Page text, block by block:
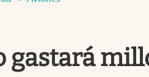
gastará